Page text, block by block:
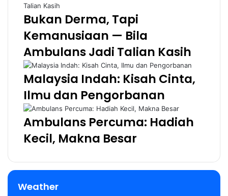
Bukan Derma, Tapi
Kemanusiaan — Bila
Ambulans Jadi Talian Kasih
Malaysia Indah: Kisah Cinta,
Ilmu dan Pengorbanan
Ambulans Percuma: Hadiah
Kecil, Makna Besar
Weather